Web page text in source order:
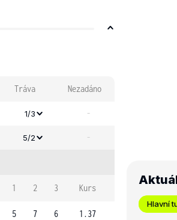
Tráva Nezadáno
1/3 -
5/2 -
1 2 3 Kurs
5
7
6
1.37
Hlavní